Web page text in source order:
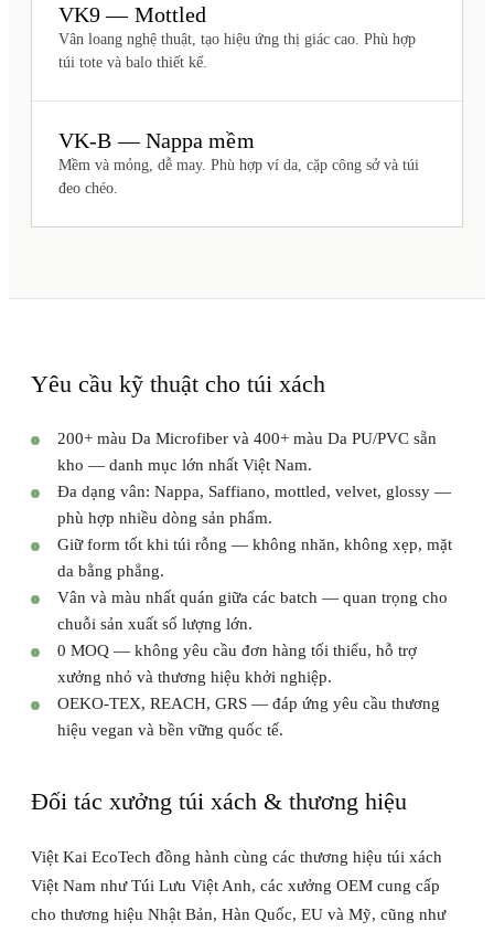
VK9 — Mottled
Vân loang nghệ thuật, tạo hiệu ứng thị giác cao. Phù hợp
túi tote và balo thiết kế.
VK-B — Nappa mềm
Mềm và mỏng, dễ may. Phù hợp ví da, cặp công sở và túi
đeo chéo.
Yêu cầu kỹ thuật cho túi xách
200+ màu Da Microfiber và 400+ màu Da PU/PVC sẵn
kho — danh mục lớn nhất Việt Nam.
Đa dạng vân: Nappa, Saffiano, mottled, velvet, glossy —
phù hợp nhiều dòng sản phẩm.
Giữ form tốt khi túi rỗng — không nhăn, không xẹp, mặt
da bằng phẳng.
Vân và màu nhất quán giữa các batch — quan trọng cho
chuỗi sản xuất số lượng lớn.
0 MOQ — không yêu cầu đơn hàng tối thiểu, hỗ trợ
xưởng nhỏ và thương hiệu khởi nghiệp.
OEKO-TEX, REACH, GRS — đáp ứng yêu cầu thương
hiệu vegan và bền vững quốc tế.
Đối tác xưởng túi xách & thương hiệu
Việt Kai EcoTech đồng hành cùng các thương hiệu túi xách
Việt Nam như Túi Lưu Việt Anh, các xưởng OEM cung cấp
cho thương hiệu Nhật Bản, Hàn Quốc, EU và Mỹ, cũng như